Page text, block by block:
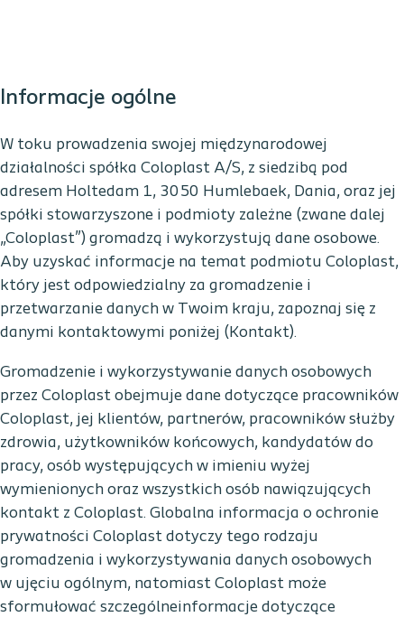
Informacje ogólne
W toku prowadzenia swojej międzynarodowej
działalności spółka Coloplast A/S, z siedzibą pod
adresem Holtedam 1, 3050 Humlebaek, Dania, oraz jej
spółki stowarzyszone i podmioty zależne (zwane dalej
„Coloplast”) gromadzą i wykorzystują dane osobowe.
Aby uzyskać informacje na temat podmiotu Coloplast,
który jest odpowiedzialny za gromadzenie i
przetwarzanie danych w Twoim kraju, zapoznaj się z
danymi kontaktowymi poniżej (Kontakt).
Gromadzenie i wykorzystywanie danych osobowych
przez Coloplast obejmuje dane dotyczące pracowników
Coloplast, jej klientów, partnerów, pracowników służby
zdrowia, użytkowników końcowych, kandydatów do
pracy, osób występujących w imieniu wyżej
wymienionych oraz wszystkich osób nawiązujących
kontakt z Coloplast. Globalna informacja o ochronie
prywatności Coloplast dotyczy tego rodzaju
gromadzenia i wykorzystywania danych osobowych
w ujęciu ogólnym, natomiast Coloplast może
sformułować szczególneinformacje dotyczące